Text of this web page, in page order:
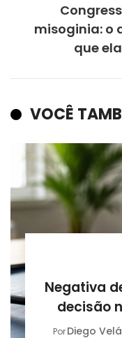
misoginia: o
que
VOCÊ
Negativa
decisão
PorDiego